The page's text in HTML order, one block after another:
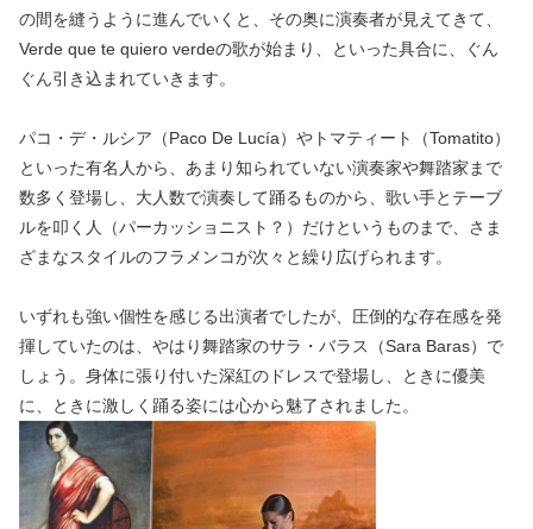
の間を縫うように進んでいくと、その奥に演奏者が見えてきて、
Verde que te quiero verdeの歌が始まり、といった具合に、ぐん
ぐん引き込まれていきます。
パコ・デ・ルシア（Paco De Lucía）やトマティート（Tomatito）
といった有名人から、あまり知られていない演奏家や舞踏家まで
数多く登場し、大人数で演奏して踊るものから、歌い手とテーブ
ルを叩く人（パーカッショニスト？）だけというものまで、さま
ざまなスタイルのフラメンコが次々と繰り広げられます。
いずれも強い個性を感じる出演者でしたが、圧倒的な存在感を発
揮していたのは、やはり舞踏家のサラ・バラス（Sara Baras）で
しょう。身体に張り付いた深紅のドレスで登場し、ときに優美
に、ときに激しく踊る姿には心から魅了されました。